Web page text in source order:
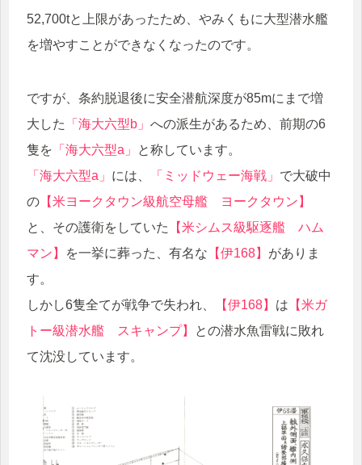
52,700tと上限があったため、やみくもに大型潜水艦
を増やすことができなくなったのです。
ですが、条約脱退後に安全潜航深度が85mにまで増
大した
「海大六型b」 への派生があるため、前期の6
隻を 「海大六型a」
と称しています。
「海大六型a」 には、 「ミッドウェー海戦」 で大破中
の 【米ヨークタウン級航空母艦 ヨークタウン】
と、その護衛をしていた
【米シムス級駆逐艦 ハム
マン】
を一挙に葬った、有名な 【伊168】 がありま
す。
しかし6隻全てが戦争で失われ、
【伊168】 は 【米ガ
トー級潜水艦 スキャンプ】
との潜水魚雷戦に敗れ
て沈没しています。